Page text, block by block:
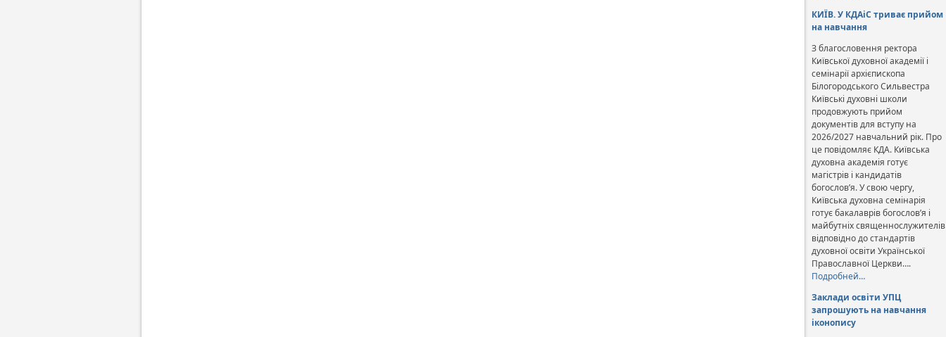
КИЇВ. У КДАіС триває прийом
на навчання
З благословення ректора
Київської духовної академії і
семінарії архієпископа
Білогородського Сильвестра
Київські духовні школи
продовжують прийом
документів для вступу на
2026/2027 навчальний рік. Про
це повідомляє КДА. Київська
духовна академія готує
магістрів і кандидатів
богослов’я. У свою чергу,
Київська духовна семінарія
готує бакалаврів богослов’я і
майбутніх священнослужителів
відповідно до стандартів
духовної освіти Української
Православної Церкви….
Подробней…
Заклади освіти УПЦ
запрошують на навчання
іконопису